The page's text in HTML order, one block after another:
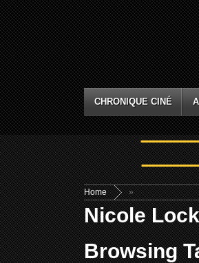
CHRONIQUE CINÉ
Home »
Nicole
Browsing